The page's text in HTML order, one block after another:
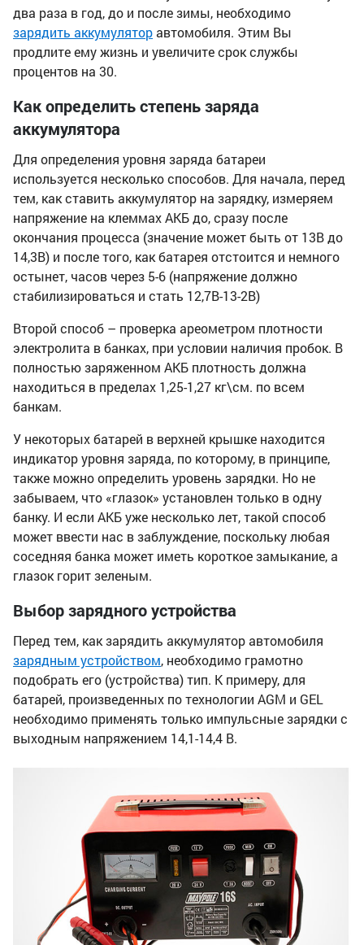
два раза в год, до и после зимы, необходимо
зарядить аккумуляторавтомобиля. Этим Вы
продлите ему жизнь и увеличите срок службы
процентов на 30.
Как определить степень заряда
аккумулятора
Для определения уровня заряда батареи
используется несколько способов. Для начала, перед
тем, как ставить аккумулятор на зарядку, измеряем
напряжение на клеммах АКБ до, сразу после
окончания процесса (значение может быть от 13В до
14,3В) и после того, как батарея отстоится и немного
остынет, часов через 5-6 (напряжение должно
стабилизироваться и стать 12,7В-13-2В)
Второй способ – проверка ареометром плотности
электролита в банках, при условии наличия пробок. В
полностью заряженном АКБ плотность должна
находиться в пределах 1,25-1,27 кг\см. по всем
банкам.
У некоторых батарей в верхней крышке находится
индикатор уровня заряда, по которому, в принципе,
также можно определить уровень зарядки. Но не
забываем, что «глазок» установлен только в одну
банку. И если АКБ уже несколько лет, такой способ
может ввести нас в заблуждение, поскольку любая
соседняя банка может иметь короткое замыкание, а
глазок горит зеленым.
Выбор зарядного устройства
Перед тем, как зарядить аккумулятор автомобиля
зарядным устройством, необходимо грамотно
подобрать его (устройства) тип. К примеру, для
батарей, произведенных по технологии AGM и GEL
необходимо применять только импульсные зарядки с
выходным напряжением 14,1-14,4 В.